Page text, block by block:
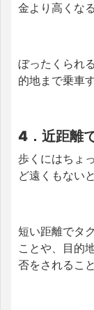
金より高くな
ぼったくられ
的地まで乗車
4．近距離
歩くにはちょ
ど遠くもない
短い距離でタ
ことや、目的
否をされるこ